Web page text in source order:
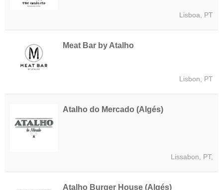
Lisboa, PT
Meat Bar by Atalho
Lisbon, PT
Atalho do Mercado (Algés)
Lissabon, PT,
Atalho Burger House (Algés)